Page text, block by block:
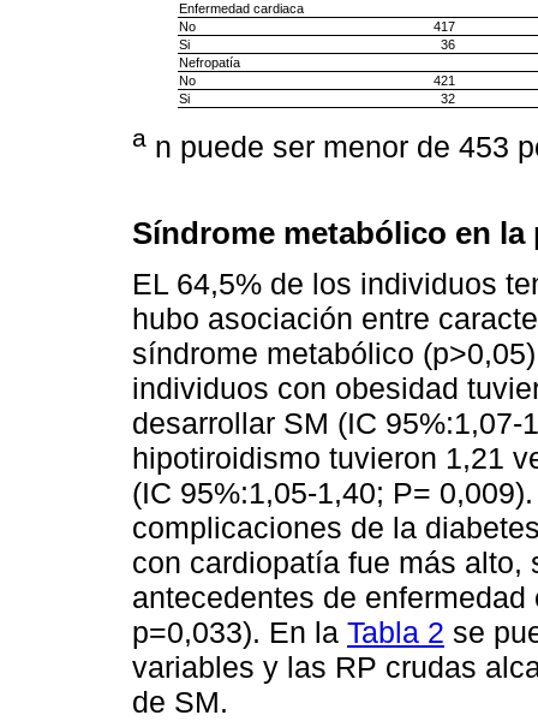
Enfermedad cardiaca
No
417
Si
36
Nefropatía
No
421
Si
32
a n puede ser menor de 453
Síndrome metabólico en
EL 64,5% de los individuos
hubo asociación entre
síndrome metabólico
individuos con obesidad
desarrollar SM (IC
hipotiroidismo tuvieron 1,21
(IC 95%:1,05-1,40; P=
complicaciones de la
con cardiopatía fue más
antecedentes de
p=0,033). En la Tabla 2 se
variables y las RP crudas
de SM.